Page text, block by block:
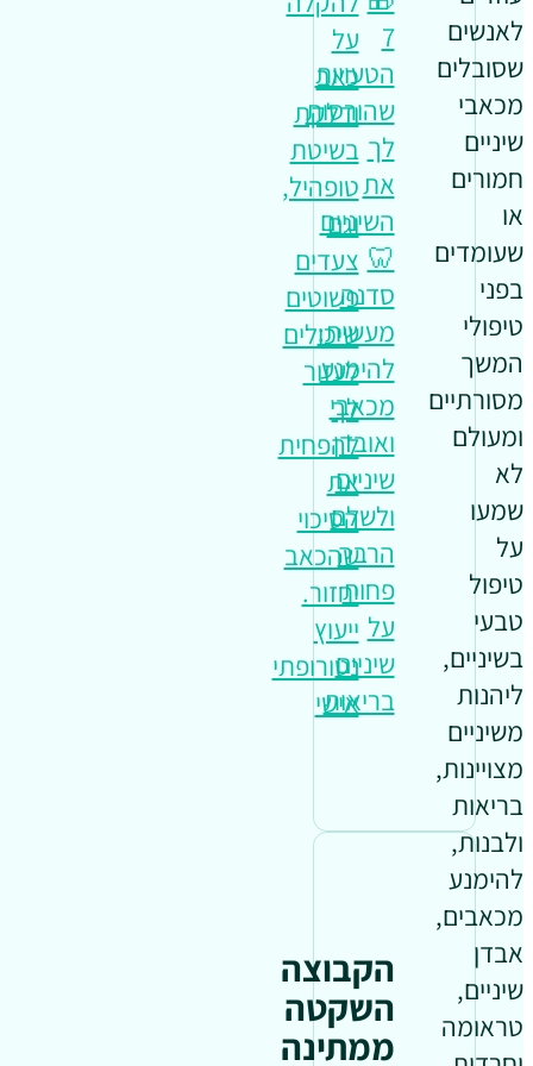
לאנשים
שסובלים
מכאבי
שיניים
חמורים
או
שעומדים
בפני
טיפולי
המשך
מסורתיים
ומעולם
לא
שמעו
על
טיפול
טבעי
בשיניים,
ליהנות
משיניים
מצויינות,
בריאות
ולבנות,
להימנע
מכאבים,
אבדן
שיניים,
טראומה
7
הטעויות
שהורסות
לך
את
השיניים
🦷
סדנה
מעשית:
להימנע
מכאבי
ואובדן
שיניים
ולשלם
הרבה
פחות
על
שיניים
בריאות
על
כאב
ודלקת
בשיטת
טופהיל,
וגם
צעדים
פשוטים
שיכולים
לעזור
לך
להפחית
את
הסיכוי
שהכאב
יחזור.
ייעוץ
נטורופתי
אישי
הקבוצה
השקטה
ממתינה